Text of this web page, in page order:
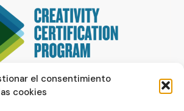
el consentimiento
cookies